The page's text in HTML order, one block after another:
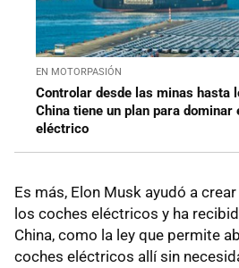
EN MOTORPASIÓN
Controlar desde las minas hasta
China tiene un plan para dominar
eléctrico
Es más, Elon Musk ayudó a
los coches eléctricos y ha
China, como la ley que permite
coches eléctricos allí sin